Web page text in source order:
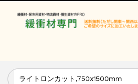
オンラインショップを開設いたしました